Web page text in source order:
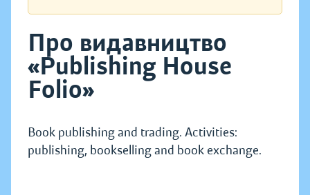
Про видавництво
«Publishing House
Folio»
Book publishing and trading. Activities:
publishing, bookselling and book exchange.